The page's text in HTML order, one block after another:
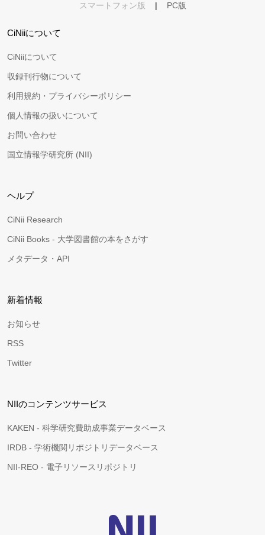
スマートフォン版 | PC版
CiNiiについて
CiNiiについて
収録刊行物について
利用規約・プライバシーポリシー
個人情報の扱いについて
お問い合わせ
国立情報学研究所 (NII)
ヘルプ
CiNii Research
CiNii Books - 大学図書館の本をさがす
メタデータ・API
新着情報
お知らせ
RSS
Twitter
NIIのコンテンツサービス
KAKEN - 科学研究費助成事業データベース
IRDB - 学術機関リポジトリデータベース
NII-REO - 電子リソースリポジトリ